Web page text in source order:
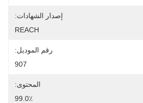
إصدار الشهادات:
REACH
رقم الموديل:
907
المحتوى:
99.0٪